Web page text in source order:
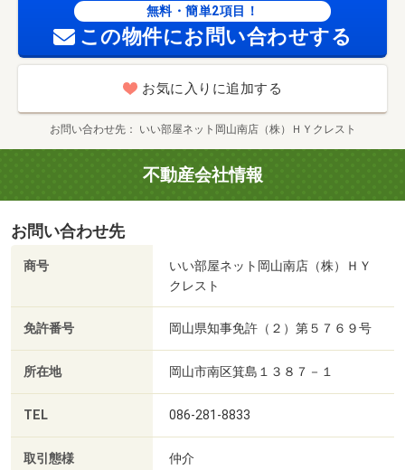
無料・簡単2項目！
この物件にお問い合わせする
お気に入りに追加する
お問い合わせ先 いい部屋ネット岡山南店（株）ＨＹクレスト
不動産会社情報
お問い合わせ先
商号
いい部屋ネット岡山南店（株）ＨＹ
クレスト
免許番号 岡山県知事免許（２）第５７６９号
所在地 岡山市南区箕島１３８７－１
TEL 086-281-8833
取引態様 仲介